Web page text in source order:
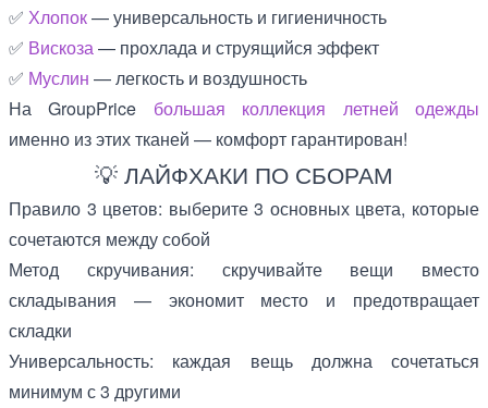
✅ Хлопок— универсальность и гигиеничность
✅ Вискоза— прохлада и струящийся эффект
✅ Муслин — легкость и воздушность
На GroupPrice большая коллекция летней одежды
именно из этих тканей — комфорт гарантирован!
💡 ЛАЙФХАКИ ПО СБОРАМ
Правило 3 цветов: выберите 3 основных цвета, которые
сочетаются между собой
Метод скручивания: скручивайте вещи вместо
складывания — экономит место и предотвращает
складки
Универсальность: каждая вещь должна сочетаться
минимум с 3 другими